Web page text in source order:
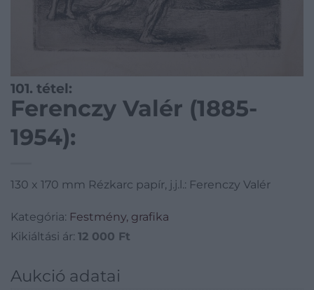
101. tétel:
Ferenczy Valér (1885-
1954):
130 x 170 mm Rézkarc papír, j.j.l.: Ferenczy Valér
Kategória: Festmény, grafika
Kikiáltási ár: 12 000 Ft
Aukció adatai